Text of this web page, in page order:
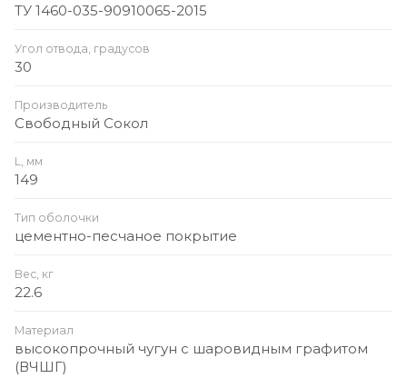
ТУ 1460-035-90910065-2015
Угол отвода, градусов
30
Производитель
Свободный Сокол
L, мм
149
Тип оболочки
цементно-песчаное покрытие
Вес, кг
22.6
Материал
высокопрочный чугун с шаровидным графитом
(ВЧШГ)